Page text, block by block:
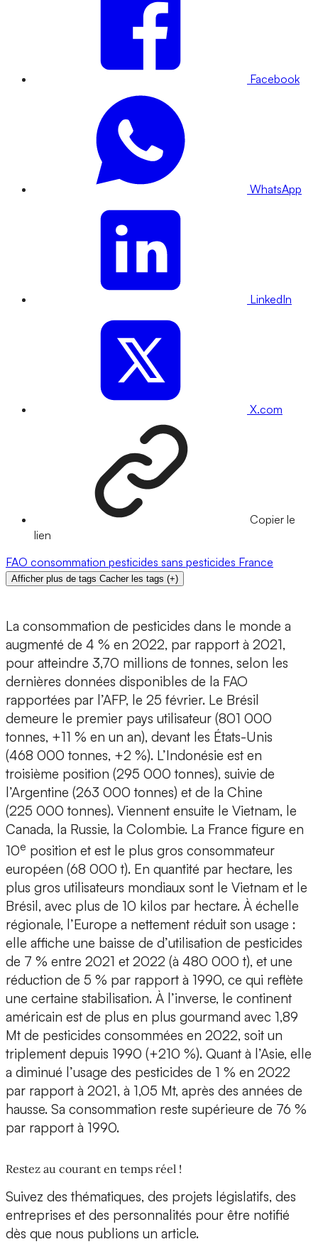
Facebook
WhatsApp
LinkedIn
X.com
Copier le
lien
FAO consommation pesticides sans pesticides France
Afficher plus de tags Cacher les tags (+)
La consommation de pesticides dans le monde a
augmenté de 4 % en 2022, par rapport à 2021,
pour atteindre 3,70 millions de tonnes, selon les
dernières données disponibles de la FAO
rapportées par l’AFP, le 25 février. Le Brésil
demeure le premier pays utilisateur (801 000
tonnes, +11 % en un an), devant les États-Unis
(468 000 tonnes, +2 %). L’Indonésie est en
troisième position (295 000 tonnes), suivie de
l’Argentine (263 000 tonnes) et de la Chine
(225 000 tonnes). Viennent ensuite le Vietnam, le
Canada, la Russie, la Colombie. La France figure en
10e position et est le plus gros consommateur
européen (68 000 t). En quantité par hectare, les
plus gros utilisateurs mondiaux sont le Vietnam et le
Brésil, avec plus de 10 kilos par hectare. À échelle
régionale, l’Europe a nettement réduit son usage :
elle affiche une baisse de d’utilisation de pesticides
de 7 % entre 2021 et 2022 (à 480 000 t), et une
réduction de 5 % par rapport à 1990, ce qui reflète
une certaine stabilisation. À l’inverse, le continent
américain est de plus en plus gourmand avec 1,89
Mt de pesticides consommées en 2022, soit un
triplement depuis 1990 (+210 %). Quant à l’Asie, elle
a diminué l’usage des pesticides de 1 % en 2022
par rapport à 2021, à 1,05 Mt, après des années de
hausse. Sa consommation reste supérieure de 76 %
par rapport à 1990.
Restez au courant en temps réel !
Suivez des thématiques, des projets législatifs, des
entreprises et des personnalités pour être notifié
dès que nous publions un article.